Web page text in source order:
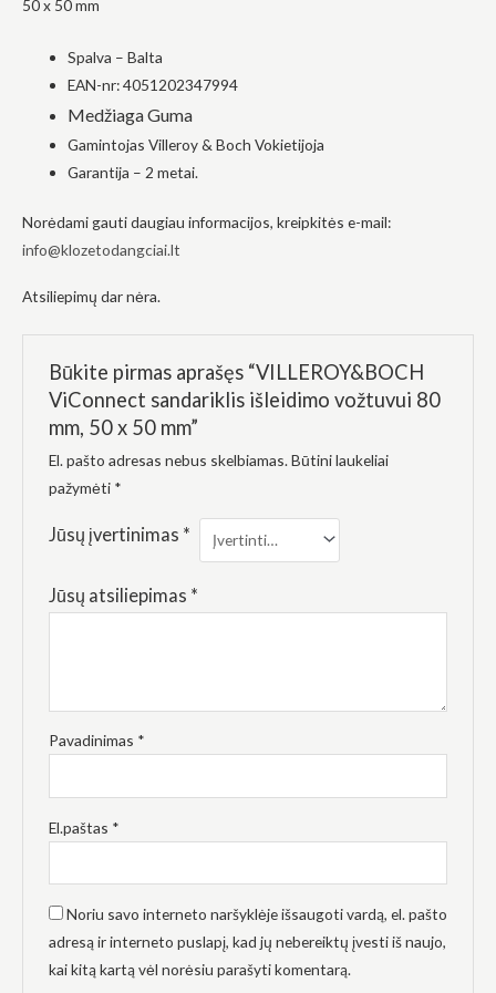
50 x 50 mm
Spalva – Balta
EAN-nr: 4051202347994
Medžiaga Guma
Gamintojas Villeroy & Boch Vokietijoja
Garantija – 2 metai.
Norėdami gauti daugiau informacijos, kreipkitės e-mail:
info@klozetodangciai.lt
Atsiliepimų dar nėra.
Būkite pirmas aprašęs “VILLEROY&BOCH
ViConnect sandariklis išleidimo vožtuvui 80
mm, 50 x 50 mm”
El. pašto adresas nebus skelbiamas. Būtini laukeliai
pažymėti *
Jūsų įvertinimas *
Jūsų atsiliepimas *
Pavadinimas *
El.paštas *
Noriu savo interneto naršyklėje išsaugoti vardą, el. pašto
adresą ir interneto puslapį, kad jų nebereiktų įvesti iš naujo,
kai kitą kartą vėl norėsiu parašyti komentarą.
naudojama.
Kad mūsų
svetainė
apsilankymo
metu. Jei
atsisakysite
kai kurios
svetainės
Rinkodara
savo
pomėgiais ir
lankotės
mūsų
galimybę
pamatyti